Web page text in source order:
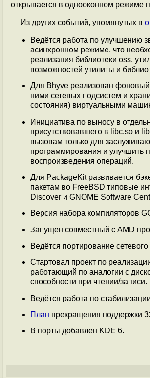
открывается в однооконном режиме
Из других событий, упомянутых в
Ведётся работа по улучшению
асинхронном режиме, что
реализация библиотеки oss,
возможностей утилиты и
Для Bhyve реализован фоновый
ними сетевых подсистем и
состояния) виртуальными
Инициатива по выносу в
присутствовавшего в libc.so и
вызовам только для
программирования и улучшить
воспроизведения операций.
Для PackageKit развивается
пакетам во FreeBSD типовые
Discover и GNOME Software
Версия набора компиляторов
Запущен совместный с AMD
Ведётся портирование
Стартовал проект по
работающий по аналогии с
способности при чтении/записи.
Ведётся работа по
План прекращения поддержки
В порты добавлен KDE 6.